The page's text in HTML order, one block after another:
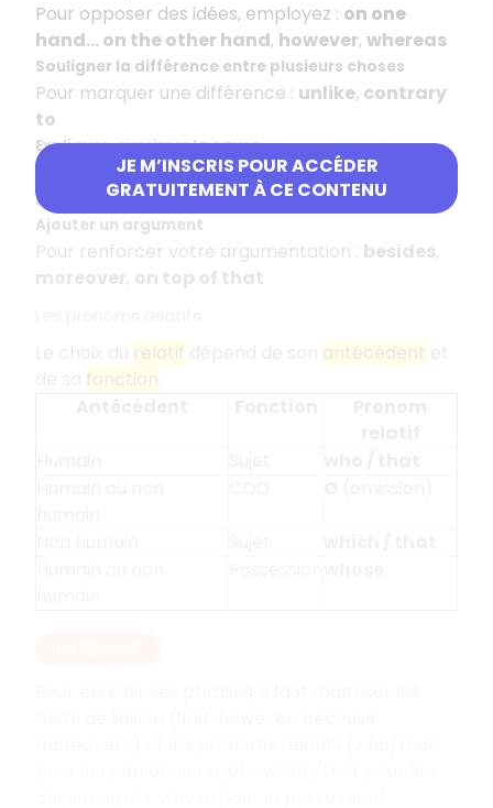
JE M’INSCRIS POUR ACCÉDER
GRATUITEMENT À CE CONTENU
Pour opposer des idées, employez : on one
hand... on the other hand, however, whereas
Souligner la différence entre plusieurs choses
Pour marquer une différence : unlike, contrary
to
Expliquer, exprimer la cause
Pour indiquer une cause ou une explication :
because,since, as
Ajouter un argument
Pour renforcer votre argumentation : besides,
moreover, on top of that
relatif antécédent